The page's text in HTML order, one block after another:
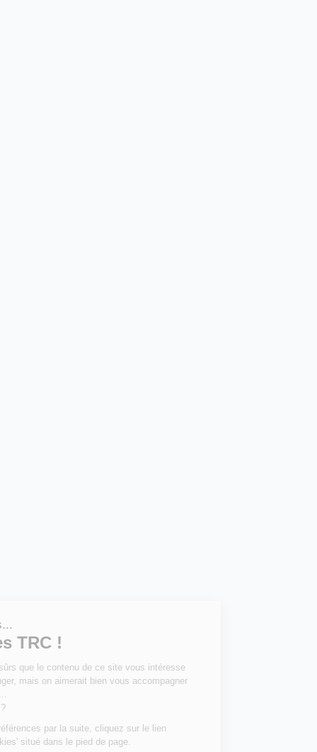
ce site vous intéresse avant de vous
déranger, mais on aimerait bien vous accompagner pendant votre
Pour modifier vos préférences par la suite, cliquez sur le lien
'Préférences de cookies' situé dans le pied de page.